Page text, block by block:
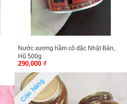
Nước xương hầm cô đặc Nhật Bản,
Hũ 500g
290,000 ₫
Còn hàng